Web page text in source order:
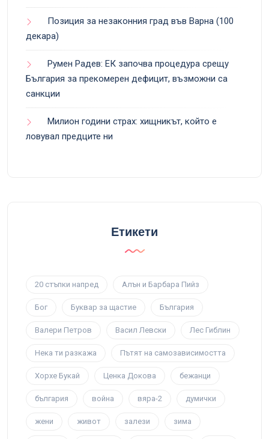
Позиция за незаконния град във Варна (100
декара)
Румен Радев: ЕК започва процедура срещу
България за прекомерен дефицит, възможни са
санкции
Милион години страх: хищникът, който е
ловувал предците ни
Етикети
20 стъпки напред Алън и Барбара Пийз
Бог Буквар за щастие България
Валери Петров Васил Левски Лес Гиблин
Нека ти разкажа Пътят на самозависимостта
Хорхе Букай Ценка Докова бежанци
българия война вяра-2 думички
жени живот залези зима